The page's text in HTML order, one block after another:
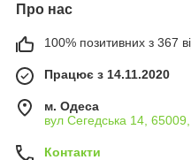
Про нас
100% позитивних з 367
Працює з 14.11.2020
м. Одеса
вул Сегедська 14,
Контакти